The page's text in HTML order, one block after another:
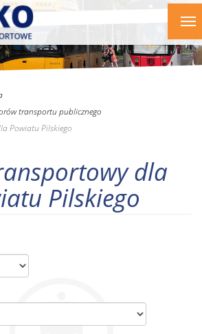
transportu publicznego
Powiatu Pilskiego
dla
Pilskiego